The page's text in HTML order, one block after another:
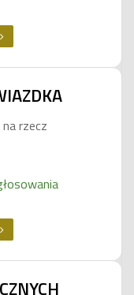
na rzecz